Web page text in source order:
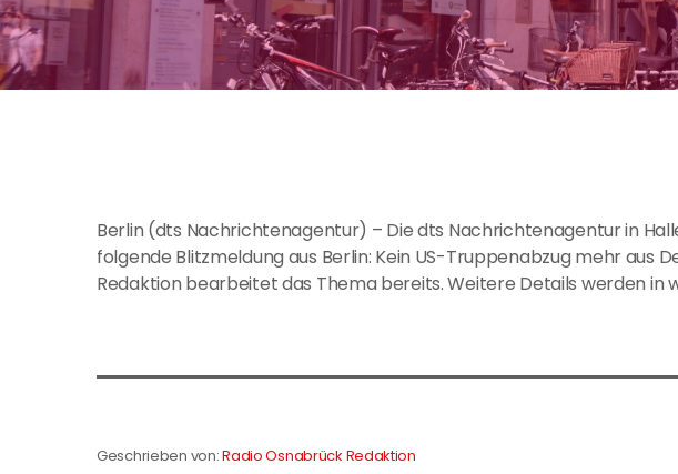
Berlin (dts Nachrichtenagentur) – Die dts Nachrichtenagentur in
folgende Blitzmeldung aus Berlin: Kein US-Truppenabzug mehr aus
Redaktion bearbeitet das Thema bereits. Weitere Details werden in
Geschrieben von:Radio Osnabrück Redaktion